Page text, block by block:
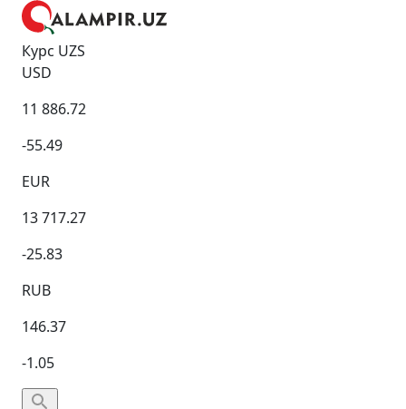
Курс UZS
USD
11 886.72
-55.49
EUR
13 717.27
-25.83
RUB
146.37
-1.05